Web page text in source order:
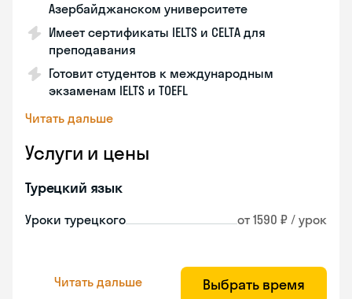
Азербайджанском университете
Имеет сертификаты IELTS и CELTA для
преподавания
Готовит студентов к международным
экзаменам IELTS и TOEFL
Читать дальше
Услуги и цены
Турецкий язык
Уроки турецкого от 1590 ₽ / урок
Читать дальше Выбрать время